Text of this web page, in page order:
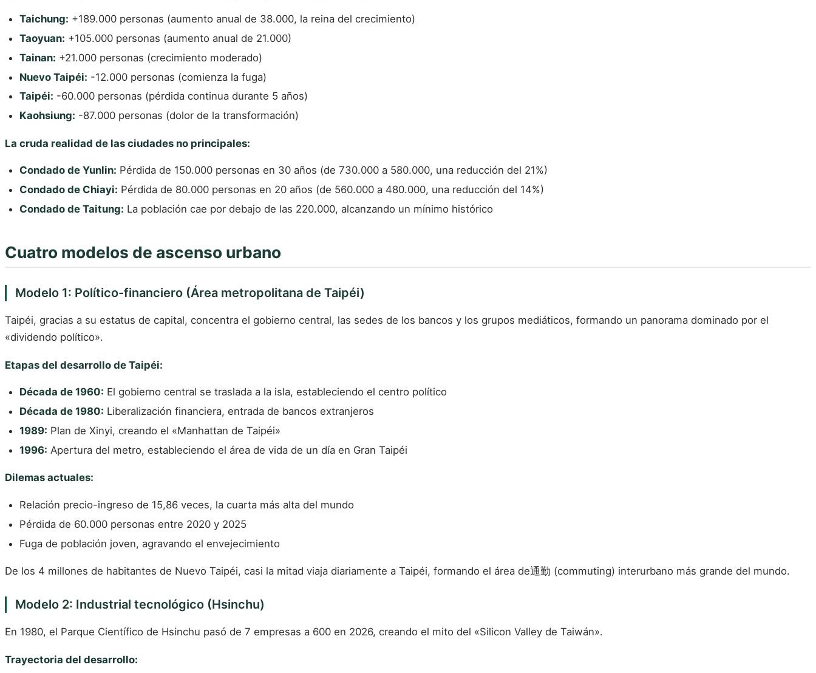
Taichung: +189.000 personas (aumento anual de 38.000, la reina del crecimiento)
Taoyuan: +105.000 personas (aumento anual de 21.000)
Tainan: +21.000 personas (crecimiento moderado)
Nuevo Taipéi: -12.000 personas (comienza la fuga)
Taipéi: -60.000 personas (pérdida continua durante 5 años)
Kaohsiung: -87.000 personas (dolor de la transformación)
La cruda realidad de las ciudades no principales:
Condado de Yunlin: Pérdida de 150.000 personas en 30 años (de 730.000 a 580.000, una reducción del 21%)
Condado de Chiayi: Pérdida de 80.000 personas en 20 años (de 560.000 a 480.000, una reducción del 14%)
Condado de Taitung: La población cae por debajo de las 220.000, alcanzando un mínimo histórico
Cuatro modelos de ascenso urbano
Modelo 1: Político-financiero (Área metropolitana de Taipéi)
Taipéi, gracias a su estatus de capital, concentra el gobierno central, las sedes de los bancos y los grupos mediáticos, formando un panorama dominado por el
«dividendo político».
Etapas del desarrollo de Taipéi:
Década de 1960: El gobierno central se traslada a la isla, estableciendo el centro político
Década de 1980: Liberalización financiera, entrada de bancos extranjeros
1989: Plan de Xinyi, creando el «Manhattan de Taipéi»
1996: Apertura del metro, estableciendo el área de vida de un día en Gran Taipéi
Dilemas actuales:
Relación precio-ingreso de 15,86 veces, la cuarta más alta del mundo
Pérdida de 60.000 personas entre 2020 y 2025
Fuga de población joven, agravando el envejecimiento
De los 4 millones de habitantes de Nuevo Taipéi, casi la mitad viaja diariamente a Taipéi, formando el área de通勤 (commuting) interurbano más grande del mundo.
Modelo 2: Industrial tecnológico (Hsinchu)
En 1980, el Parque Científico de Hsinchu pasó de 7 empresas a 600 en 2026, creando el mito del «Silicon Valley de Taiwán».
Trayectoria del desarrollo: